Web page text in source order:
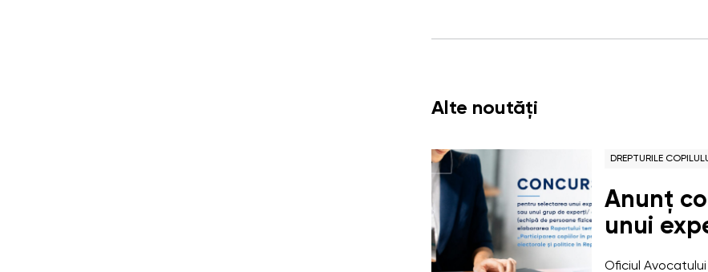
Alte noutăți
DREPTURILE
Anunț
unui
unui
Oficiul